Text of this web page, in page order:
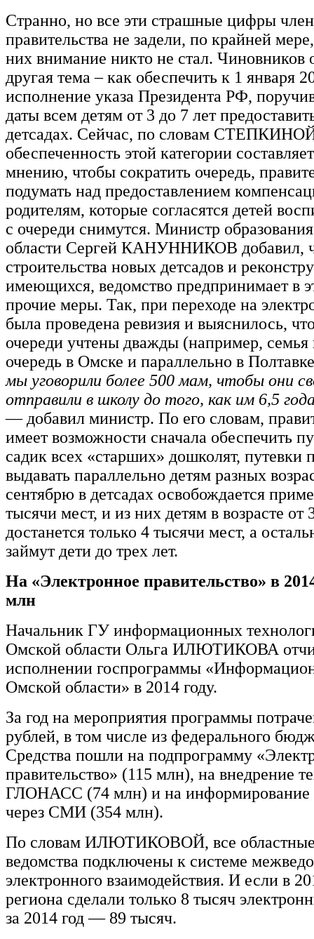
Странно, но все эти страшные цифры
правительства не задели, по крайней
них внимание никто не стал. Чиновников
другая тема – как обеспечить к 1 января
исполнение указа Президента РФ,
даты всем детям от 3 до 7 лет
детсадах. Сейчас, по словам
обеспеченность этой категории
мнению, чтобы сократить очередь,
подумать над предоставлением
родителям, которые согласятся детей
с очереди снимутся. Министр
области Сергей КАНУННИКОВ добавил,
строительства новых детсадов и
имеющихся, ведомство предпринимает в
прочие меры. Так, при переходе на
была проведена ревизия и выяснилось,
очереди учтены дважды (например, семья
очередь в Омске и параллельно в
мы уговорили более 500 мам, чтобы они
отправили в школу до того, как им 6,5
— добавил министр. По его словам,
имеет возможности сначала обеспечить
садик всех «старших» дошколят, путевки
выдавать параллельно детям разных
сентябрю в детсадах освобождается
тысячи мест, и из них детям в возрасте от
достанется только 4 тысячи мест, а
займут дети до трех лет.
На «Электронное правительство» в
млн
Начальник ГУ информационных
Омской области Ольга ИЛЮТИКОВА
исполнении госпрограммы
Омской области» в 2014 году.
За год на мероприятия программы
рублей, в том числе из федерального
Средства пошли на подпрограмму
правительство» (115 млн), на внедрение
ГЛОНАСС (74 млн) и на информирование
через СМИ (354 млн).
По словам ИЛЮТИКОВОЙ, все областные
ведомства подключены к системе
электронного взаимодействия. И если в
региона сделали только 8 тысяч
за 2014 год — 89 тысяч.